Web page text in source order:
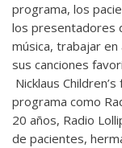
programa, los
los presentadores
música, trabajar
sus canciones
Nicklaus
programa como
20 años, Radio
de pacientes,